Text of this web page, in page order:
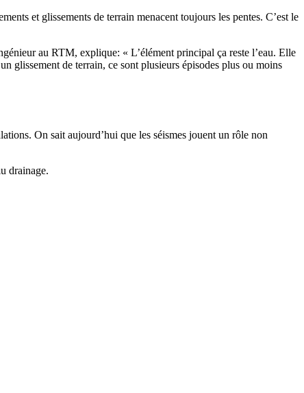
et glissements de terrain menacent toujours les pentes. C’est le
au RTM, explique: « L’élément principal ça reste l’eau. Elle
glissement de terrain, ce sont plusieurs épisodes plus ou moins
On sait aujourd’hui que les séismes jouent un rôle non
drainage.